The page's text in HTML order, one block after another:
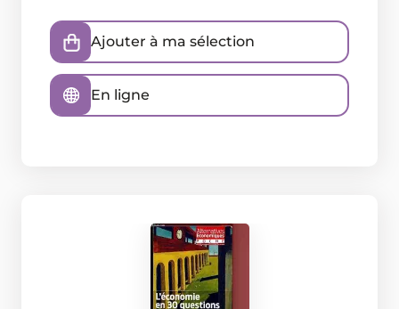
Ajouter à ma sélection
En ligne